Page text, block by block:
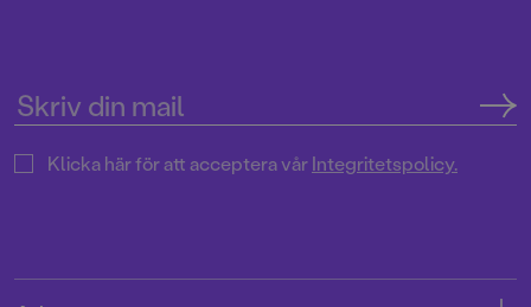
Klicka här för att acceptera vårIntegritetspolicy.